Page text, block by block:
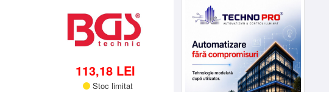
113,18 LEI
Stoc limitat